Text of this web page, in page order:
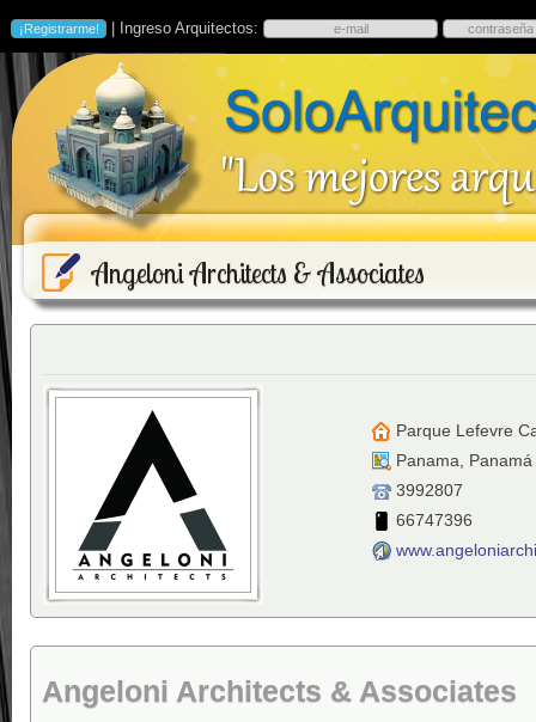
| Ingreso Arquitectos:
Angeloni Architects & Associates
Parque Lefevre
Panama
Panamá
3992807
66747396
Angeloni Architects & Associates